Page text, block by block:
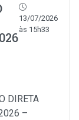
13/07/2026
às 15h33
DIRETA
–